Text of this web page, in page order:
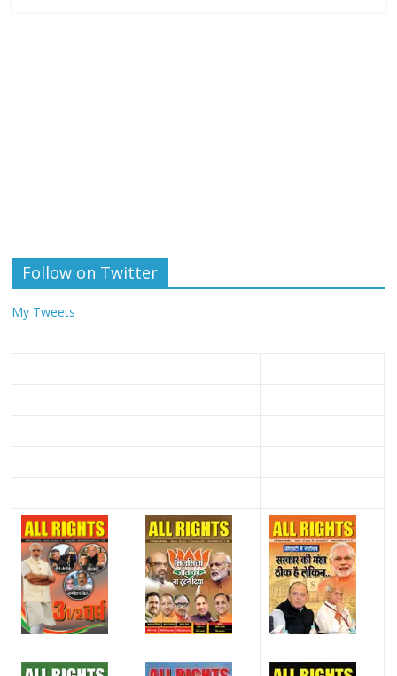
Follow on Twitter
My Tweets